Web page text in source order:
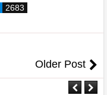
2683
Older Post